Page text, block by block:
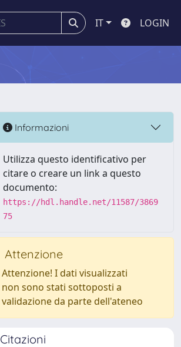
IT LOGIN
Informazioni
Utilizza questo identificativo per
citare o creare un link a questo
documento:
https://hdl.handle.net/11587/3869
75
Attenzione
Attenzione! I dati visualizzati
non sono stati sottoposti a
validazione da parte dell'ateneo
Citazioni